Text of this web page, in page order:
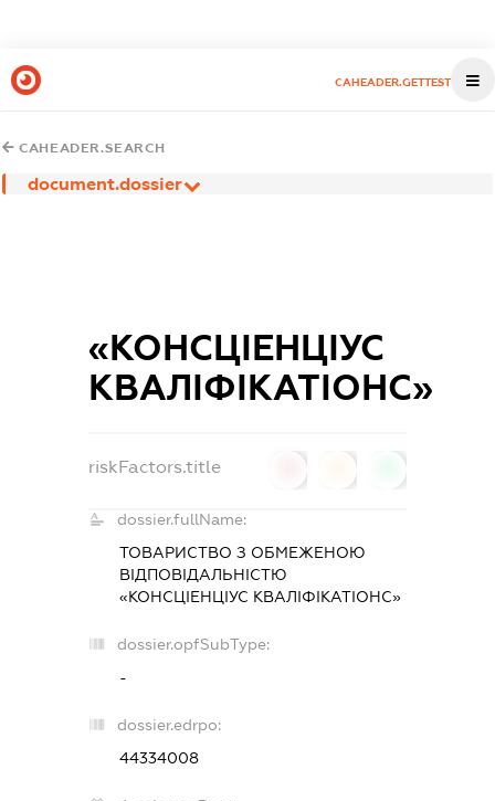
CAHEADER.GETTEST
CAHEADER.SEARCH
document.dossier
«КОНСЦІЕНЦІУС
КВАЛІФІКАТІОНС»
riskFactors.title
dossier.fullName:
ТОВАРИСТВО З ОБМЕЖЕНОЮ
ВІДПОВІДАЛЬНІСТЮ
«КОНСЦІЕНЦІУС КВАЛІФІКАТІОНС»
dossier.opfSubType:
-
dossier.edrpo:
44334008